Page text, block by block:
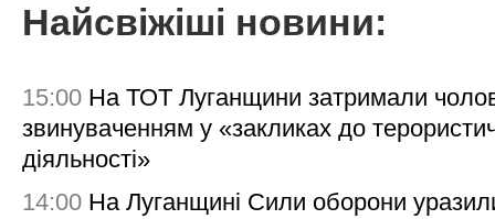
Найсвіжіші новини:
15:00 На ТОТ Луганщини затримали
звинуваченням у «закликах до
діяльності»
14:00 На Луганщині Сили оборони